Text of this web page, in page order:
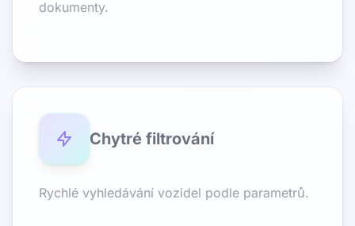
dokumenty.
Chytré filtrování
Rychlé vyhledávání vozidel podle parametrů.